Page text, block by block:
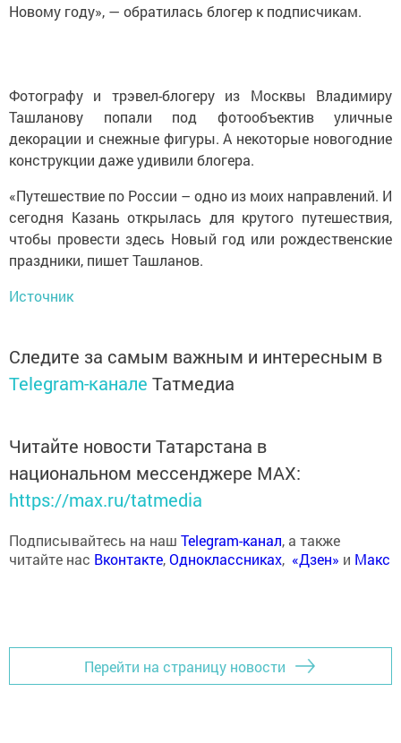
Новому году», — обратилась блогер к подписчикам.
Фотографу и трэвел-блогеру из Москвы Владимиру
Ташланову попали под фотообъектив уличные
декорации и снежные фигуры. А некоторые новогодние
конструкции даже удивили блогера.
«Путешествие по России – одно из моих направлений. И
сегодня Казань открылась для крутого путешествия,
чтобы провести здесь Новый год или рождественские
праздники, пишет Ташланов.
Источник
Следите за самым важным и интересным в
Telegram-канале Татмедиа
Читайте новости Татарстана в
национальном мессенджере MАХ:
https://max.ru/tatmedia
Подписывайтесь на наш Telegram-канал, а также
читайте нас Вконтакте,Одноклассниках, «Дзен» и Макс
Перейти на страницу новости